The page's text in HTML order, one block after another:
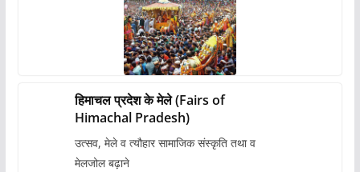
हिमाचल प्रदेश के मेले (Fairs of
Himachal Pradesh)
उत्सव, मेले व त्यौहार सामाजिक संस्कृति तथा व
मेलजोल बढ़ाने